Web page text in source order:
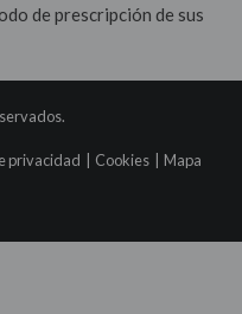
de prescripción de sus
privacidad Cookies
Mapa